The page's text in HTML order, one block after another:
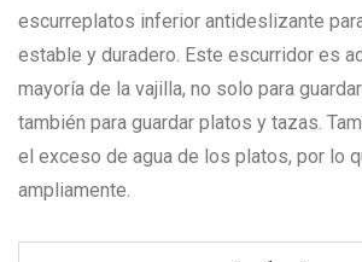
escurreplatos inferior antideslizante
estable y duradero. Este escurridor es
mayoría de la vajilla, no solo para
también para guardar platos y tazas.
el exceso de agua de los platos, por lo
ampliamente.